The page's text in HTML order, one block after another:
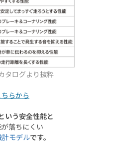
タログより抜粋
らから
いう安全性能と
落ちにくい
モデルです。